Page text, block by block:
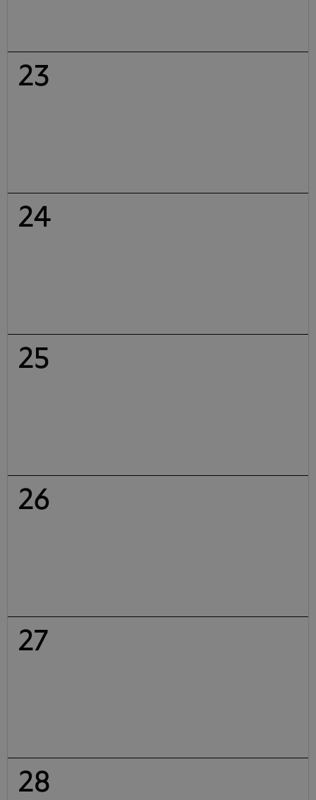
23
24
25
26
27
28